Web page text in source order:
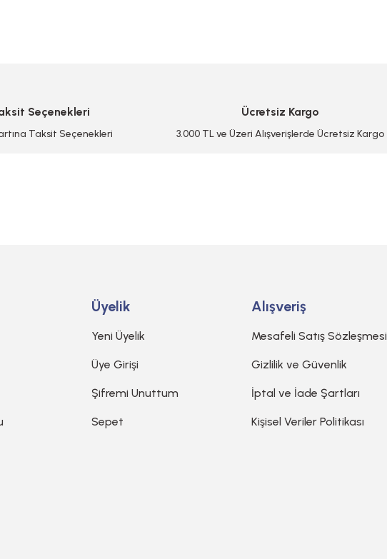
Seçenekleri
Taksit Seçenekleri
Ücretsiz Kargo
3.000 TL ve Üzeri Alışverişlerde Ücretsiz Kargo
Üyelik
Yeni Üyelik
Üye Girişi
Şifremi Unuttum
Sepet
Alışveriş
Mesafeli Satış Sözleşmesi
Gizlilik ve Güvenlik
İptal ve İade Şartları
Kişisel Veriler Politikası